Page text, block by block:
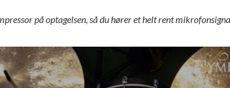
på optagelsen, så du hører et helt rent